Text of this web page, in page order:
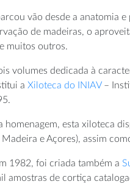
vão desde a anatomia
de madeiras, o
muitos outros.
volumes dedicada à
a Xiloteca do INIAV–
homenagem, esta xiloteca
e Açores), assim
1982, foi criada também a
amostras de cortiça